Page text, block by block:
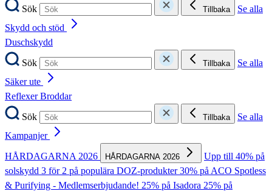
Sök Tillbaka
Se alla
Skydd och stöd
Duschskydd
Sök
Tillbaka
Se alla
Säker ute
ReflexerBroddar
Sök
Tillbaka
Se alla
Kampanjer
HÅRDAGARNA 2026
HÅRDAGARNA 2026
Upp till 40% på
solskydd 3 för 2 på populära DOZ-produkter30% på ACO Spotless
& Purifying - Medlemserbjudande! 25% på Isadora 25% på